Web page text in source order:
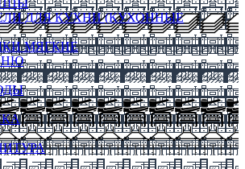
ДЛЯ КУХНИ (КУХОННЫЕ
МЯГКИЕ